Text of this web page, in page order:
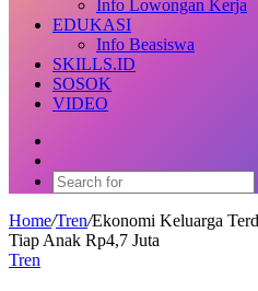
Info Lowongan Kerja
EDUKASI
Info Beasiswa
SKILLS.ID
SOSOK
VIDEO
skin
Home/Tren/Ekonomi Keluarga
Tiap Anak Rp4,7 Juta
Tren